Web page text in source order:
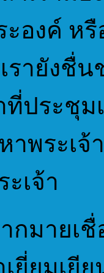
องค์ หรื
รายังชื่
ที่ประชุ
พระเ
เจ้า
มายเชื่
เยี่ยมเ